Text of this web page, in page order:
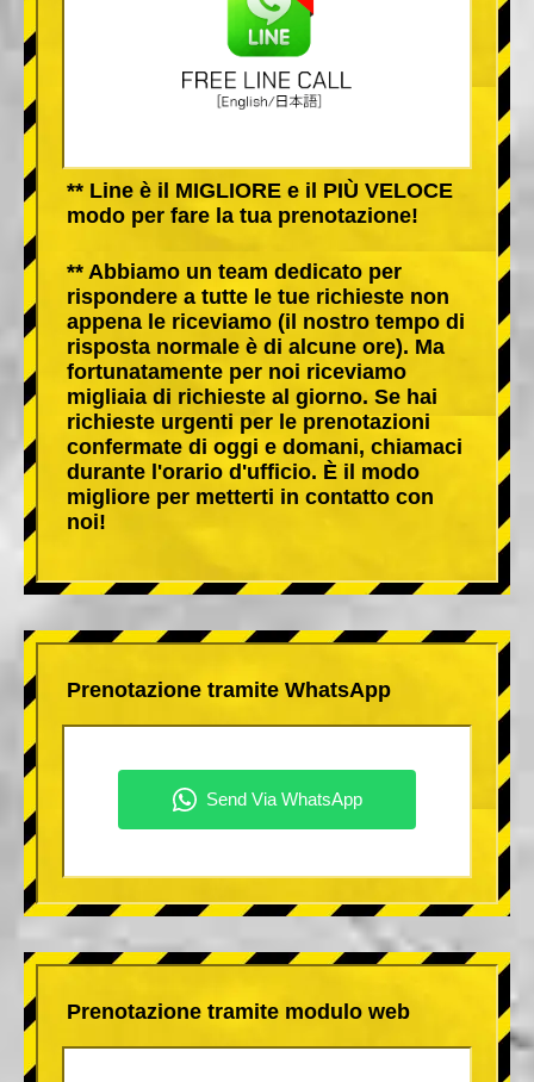
** Line è il MIGLIORE e il PIÙ VELOCE
modo per fare la tua prenotazione!
** Abbiamo un team dedicato per
rispondere a tutte le tue richieste non
appena le riceviamo (il nostro tempo di
risposta normale è di alcune ore). Ma
fortunatamente per noi riceviamo
migliaia di richieste al giorno. Se hai
richieste urgenti per le prenotazioni
confermate di oggi e domani, chiamaci
durante l'orario d'ufficio. È il modo
migliore per metterti in contatto con
noi!
Prenotazione tramite WhatsApp
Prenotazione tramite modulo web